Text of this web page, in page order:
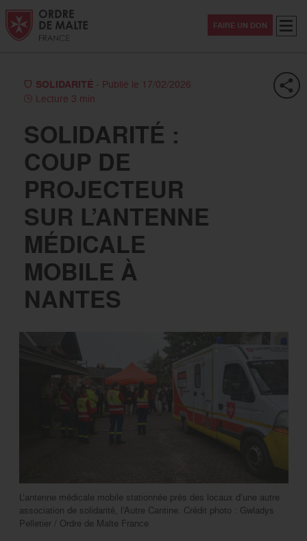
Aller au contenu
Aller à la recherche
Aller au menu
FAIRE UN DON
SOLIDARITÉ - Publié le 17/02/2026
Lecture 3 min
SOLIDARITÉ :
COUP DE
PROJECTEUR
SUR L’ANTENNE
MÉDICALE
MOBILE À
NANTES
L’antenne médicale mobile stationnée près des locaux d’une autre
association de solidarité, l’Autre Cantine. Crédit photo : Gwladys
Pelletier / Ordre de Malte France